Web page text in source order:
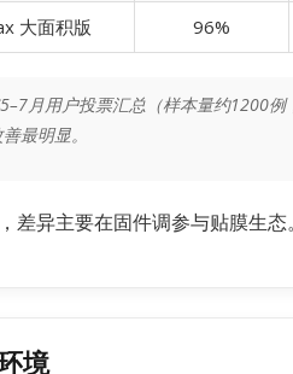
大面积版 96%
月用户投票汇总（样本量约1200
最明显。
异主要在固件调参与贴膜生态。
境